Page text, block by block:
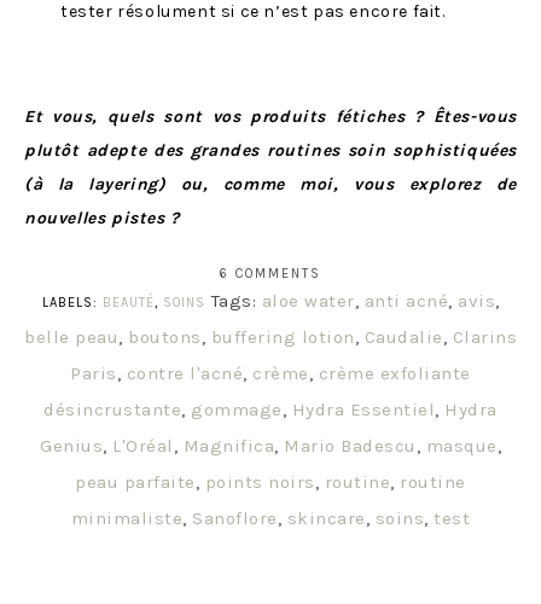
tester résolument si ce n’est pas encore fait.
Et vous, quels sont vos produits fétiches ? Êtes-vous
plutôt adepte des grandes routines soin sophistiquées
(à la layering) ou, comme moi, vous explorez de
nouvelles pistes ?
6 COMMENTS
LABELS: BEAUTÉ, SOINS Tags: aloe water, anti acné, avis,
belle peau, boutons, buffering lotion, Caudalie, Clarins
Paris, contre l'acné, crème, crème exfoliante
désincrustante, gommage, Hydra Essentiel, Hydra
Genius, L'Oréal , Magnifica, Mario Badescu , masque,
peau parfaite, points noirs, routine, routine
minimaliste, Sanoflore, skincare, soins,test